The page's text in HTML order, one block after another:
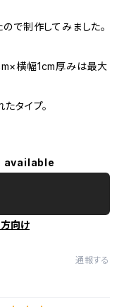
で制作してみました。
横幅1cm厚みは最大
タイプ。
available
向け
通報する